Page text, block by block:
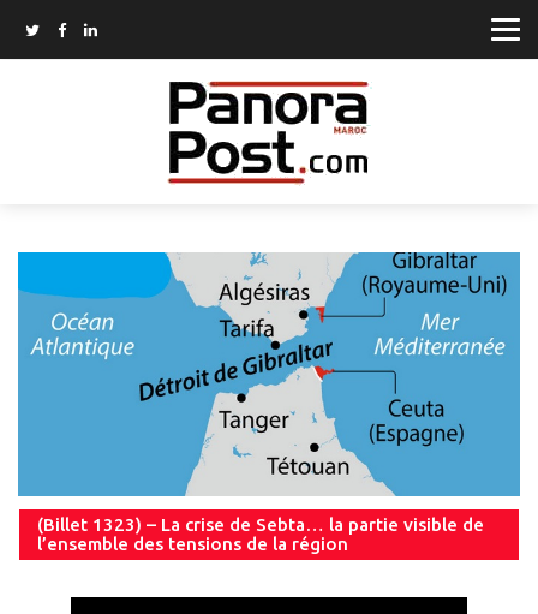
(Billet 1323) – La crise de Sebta… la partie visible de
l’ensemble des tensions de la région